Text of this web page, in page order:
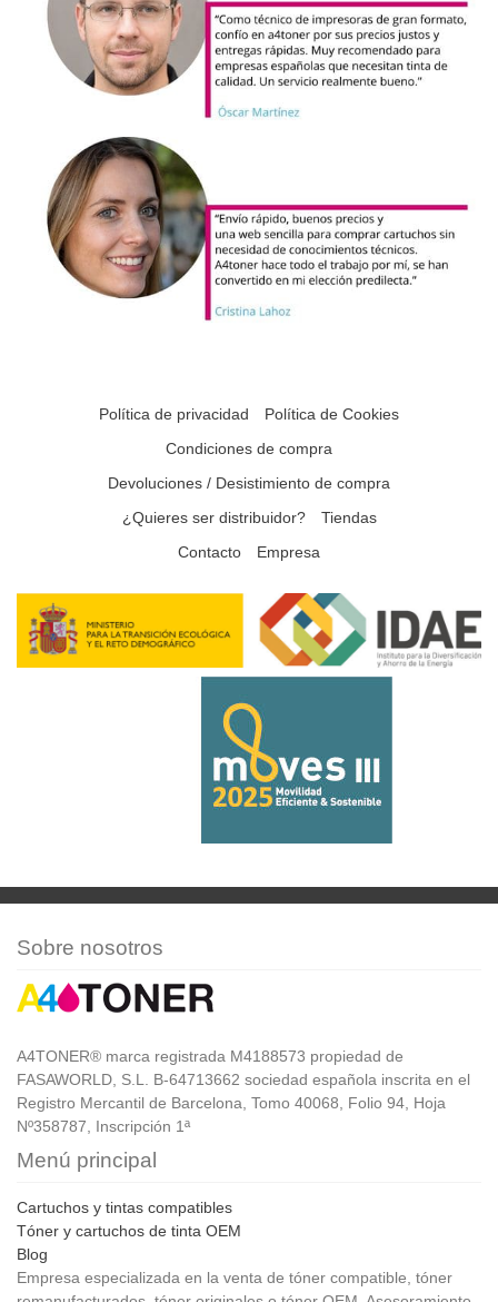
Política de privacidad
Política de Cookies
Condiciones de compra
Devoluciones / Desistimiento de compra
¿Quieres ser distribuidor?
Tiendas
Contacto
Empresa
Sobre nosotros
A4TONER® marca registrada M4188573 propiedad de
FASAWORLD, S.L. B-64713662 sociedad española inscrita en el
Registro Mercantil de Barcelona, Tomo 40068, Folio 94, Hoja
Nº358787, Inscripción 1ª
Menú principal
Cartuchos y tintas compatibles
Tóner y cartuchos de tinta OEM
Blog
Empresa especializada en la venta de tóner compatible, tóner